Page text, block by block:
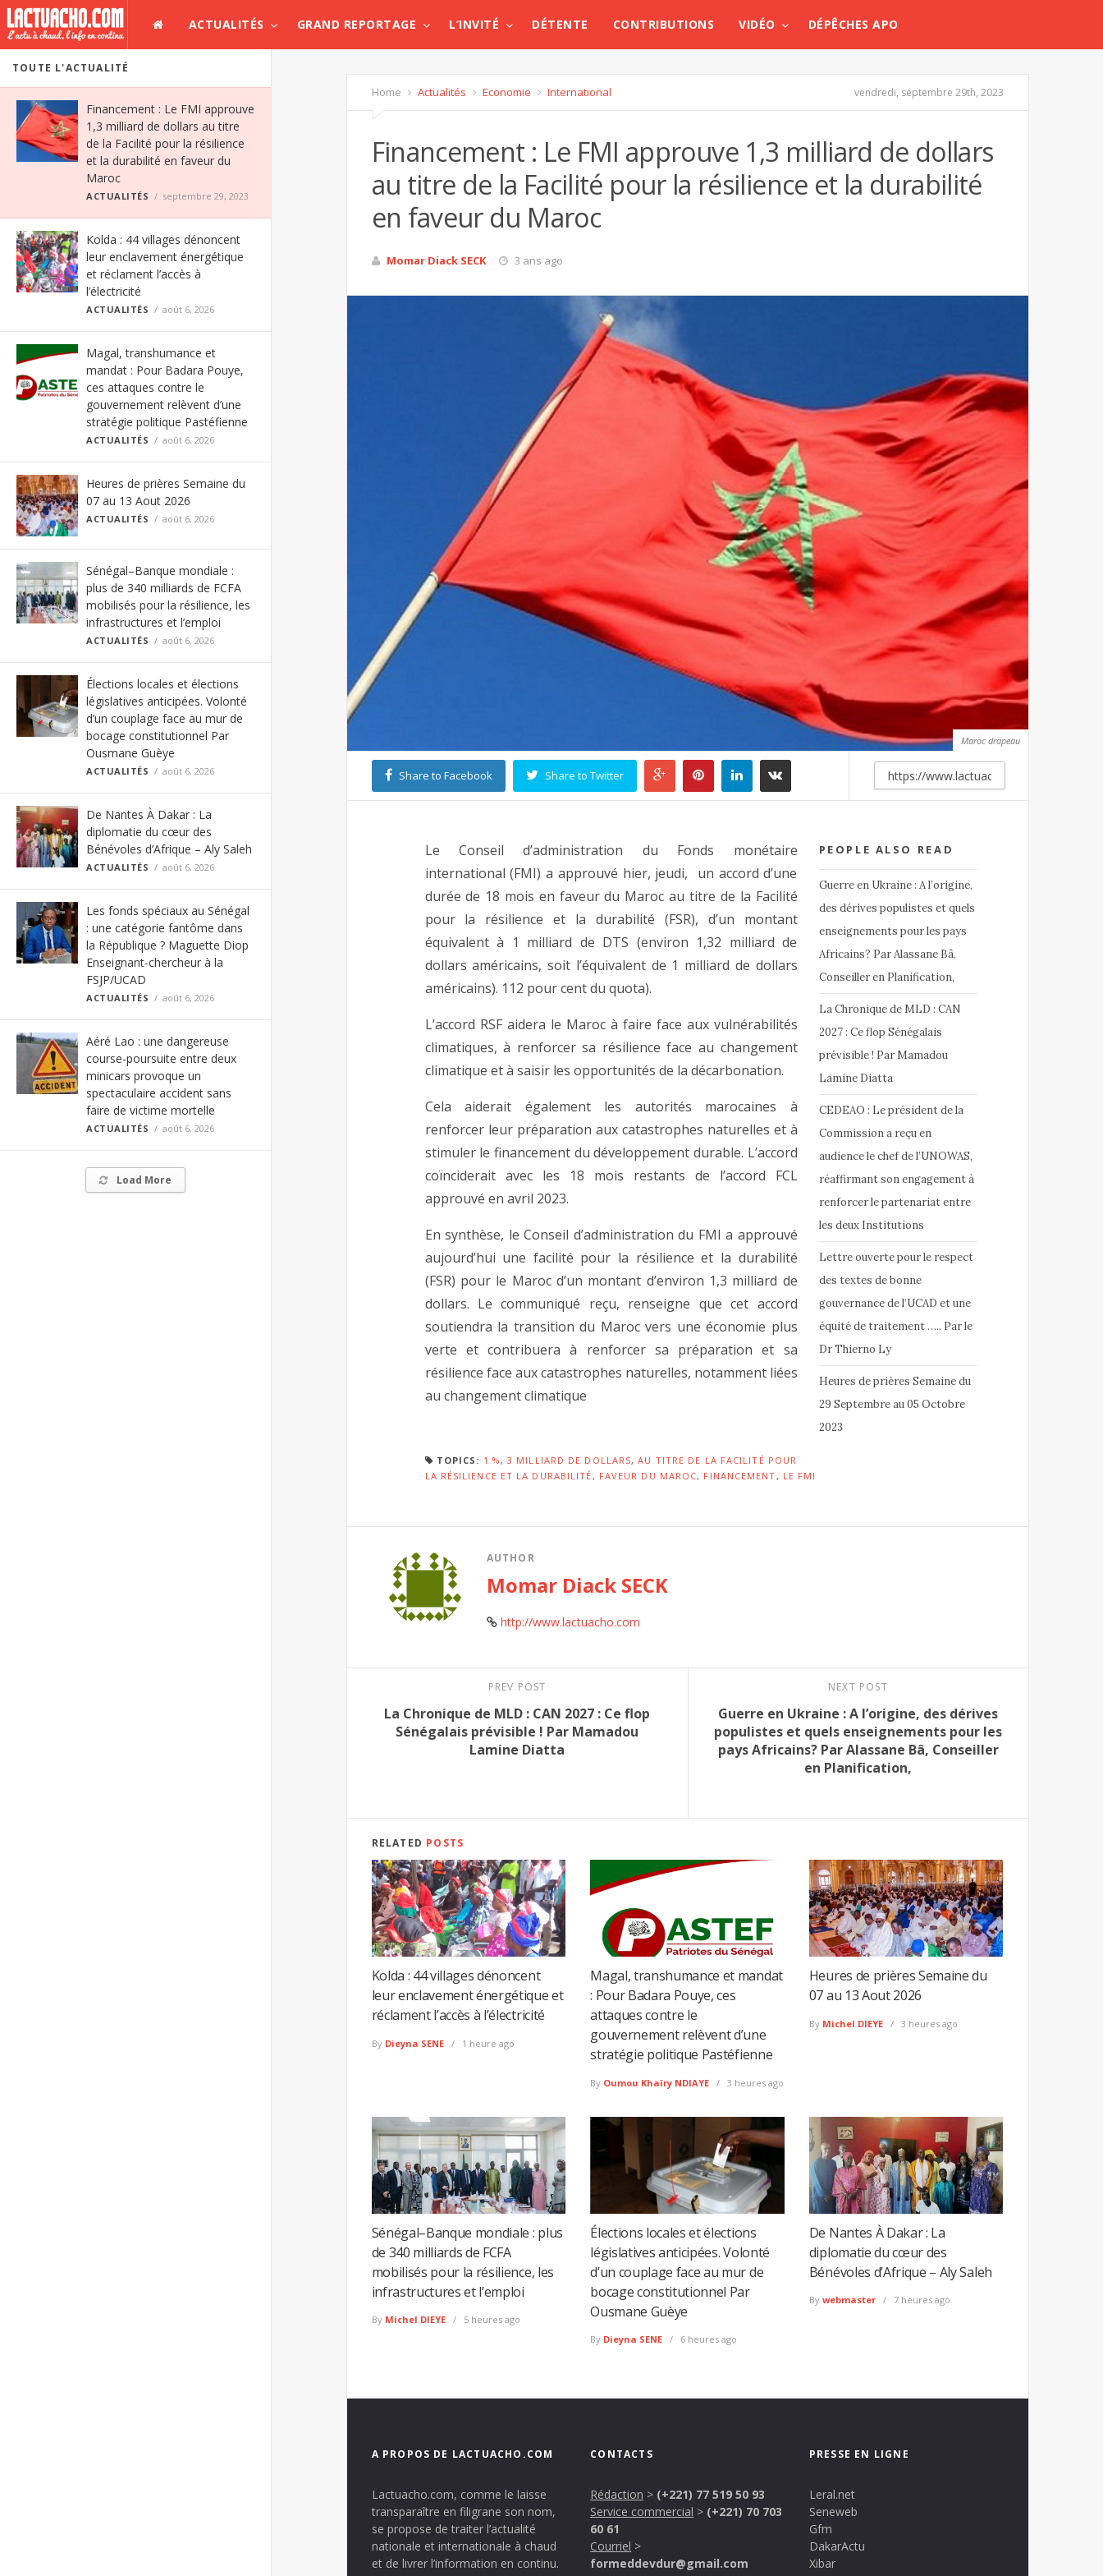
ACTUALITÉS GRAND REPORTAGE L’INVITÉ DÉTENTE CONTRIBUTIONS VIDÉO DÉPÊCHES APO
TOUTE L'ACTUALITÉ
Financement : Le FMI approuve
1,3 milliard de dollars au titre
de la Facilité pour la résilience
et la durabilité en faveur du
Maroc
ACTUALITÉS septembre 29, 2023
Kolda : 44 villages dénoncent
leur enclavement énergétique
et réclament l’accès à
l’électricité
ACTUALITÉS août 6, 2026
Magal, transhumance et
mandat : Pour Badara Pouye,
ces attaques contre le
gouvernement relèvent d’une
stratégie politique Pastéfienne
ACTUALITÉS août 6, 2026
Heures de prières Semaine du
07 au 13 Aout 2026
ACTUALITÉS août 6, 2026
Sénégal–Banque mondiale :
plus de 340 milliards de FCFA
mobilisés pour la résilience, les
infrastructures et l’emploi
ACTUALITÉS août 6, 2026
Élections locales et élections
législatives anticipées. Volonté
d’un couplage face au mur de
bocage constitutionnel Par
Ousmane Guèye
ACTUALITÉS août 6, 2026
De Nantes À Dakar : La
diplomatie du cœur des
Bénévoles d’Afrique – Aly Saleh
ACTUALITÉS août 6, 2026
Les fonds spéciaux au Sénégal
: une catégorie fantôme dans
la République ? Maguette Diop
Enseignant-chercheur à la
FSJP/UCAD
ACTUALITÉS août 6, 2026
Aéré Lao : une dangereuse
course-poursuite entre deux
minicars provoque un
spectaculaire accident sans
faire de victime mortelle
ACTUALITÉS août 6, 2026
Load More
Home Actualités Economie International vendredi, septembre 29th, 2023
Financement : Le FMI approuve 1,3 milliard de dollars
au titre de la Facilité pour la résilience et la durabilité
en faveur du Maroc
Momar Diack SECK 3 ans ago
Maroc drapeau
Share to Facebook Share to Twitter
PEOPLE ALSO READ
Guerre en Ukraine : A l’origine,
des dérives populistes et quels
enseignements pour les pays
Africains? Par Alassane Bâ,
Conseiller en Planification,
La Chronique de MLD : CAN
2027 : Ce flop Sénégalais
prévisible ! Par Mamadou
Lamine Diatta
CEDEAO : Le président de la
Commission a reçu en
audience le chef de l’UNOWAS,
réaffirmant son engagement à
renforcer le partenariat entre
les deux Institutions
Lettre ouverte pour le respect
des textes de bonne
gouvernance de l’UCAD et une
équité de traitement ….. Par le
Dr Thierno Ly
Heures de prières Semaine du
29 Septembre au 05 Octobre
2023
Le Conseil d’administration du Fonds monétaire
international (FMI) a approuvé hier, jeudi, un accord d’une
durée de 18 mois en faveur du Maroc au titre de la Facilité
pour la résilience et la durabilité (FSR), d’un montant
équivalent à 1 milliard de DTS (environ 1,32 milliard de
dollars américains, soit l’équivalent de 1 milliard de dollars
américains). 112 pour cent du quota).
L’accord RSF aidera le Maroc à faire face aux vulnérabilités
climatiques, à renforcer sa résilience face au changement
climatique et à saisir les opportunités de la décarbonation.
Cela aiderait également les autorités marocaines à
renforcer leur préparation aux catastrophes naturelles et à
stimuler le financement du développement durable. L’accord
coïnciderait avec les 18 mois restants de l’accord FCL
approuvé en avril 2023.
En synthèse, le Conseil d’administration du FMI a approuvé
aujourd’hui une facilité pour la résilience et la durabilité
(FSR) pour le Maroc d’un montant d’environ 1,3 milliard de
dollars. Le communiqué reçu, renseigne que cet accord
soutiendra la transition du Maroc vers une économie plus
verte et contribuera à renforcer sa préparation et sa
résilience face aux catastrophes naturelles, notamment liées
au changement climatique
TOPICS: 1 % ,3 MILLIARD DE DOLLARS,AU TITRE DE LA FACILITÉ POUR
LA RÉSILIENCE ET LA DURABILITÉ , FAVEUR DU MAROC, FINANCEMENT , LE FMI
AUTHOR
Momar Diack SECK
http://www.lactuacho.com
PREV POST
La Chronique de MLD : CAN 2027 : Ce flop
Sénégalais prévisible ! Par Mamadou
Lamine Diatta
NEXT POST
Guerre en Ukraine : A l’origine, des dérives
populistes et quels enseignements pour les
pays Africains? Par Alassane Bâ, Conseiller
en Planification,
RELATED POSTS
Kolda : 44 villages dénoncent
leur enclavement énergétique et
réclament l’accès à l’électricité
By Dieyna SENE 1 heure ago
Magal, transhumance et mandat
: Pour Badara Pouye, ces
attaques contre le
gouvernement relèvent d’une
stratégie politique Pastéfienne
By Oumou Khaïry NDIAYE 3 heures ago
Heures de prières Semaine du
07 au 13 Aout 2026
By Michel DIEYE 3 heures ago
Sénégal–Banque mondiale : plus
de 340 milliards de FCFA
mobilisés pour la résilience, les
infrastructures et l’emploi
By Michel DIEYE 5 heures ago
Élections locales et élections
législatives anticipées. Volonté
d’un couplage face au mur de
bocage constitutionnel Par
Ousmane Guèye
By Dieyna SENE 6 heures ago
De Nantes À Dakar : La
diplomatie du cœur des
Bénévoles d’Afrique – Aly Saleh
By webmaster 7 heures ago
A PROPOS DE LACTUACHO.COM
Lactuacho.com, comme le laisse
transparaître en filigrane son nom,
se propose de traiter l’actualité
nationale et internationale à chaud
et de livrer l’information en continu.
CONTACTS
Rédaction > (+221) 77 519 50 93
Service commercial > (+221) 70 703
60 61
Courriel >
formeddevdur@gmail.com
PRESSE EN LIGNE
Leral.net
Seneweb
Gfm
DakarActu
Xibar